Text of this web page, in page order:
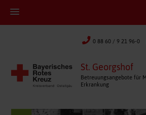
0 88 60 / 9 21 96-0
St. Georgshof
Betreuungsangebote für
Erkrankung